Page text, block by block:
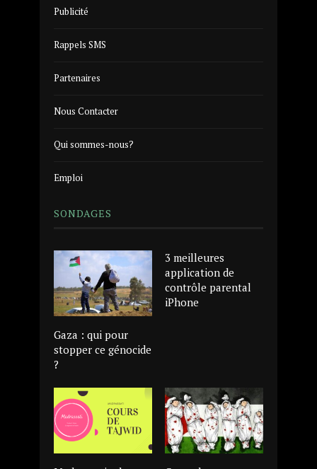
Publicité
Rappels SMS
Partenaires
Nous Contacter
Qui sommes-nous?
Emploi
SONDAGES
Gaza : qui pour
stopper ce génocide
?
3 meilleures
application de
contrôle parental
iPhone